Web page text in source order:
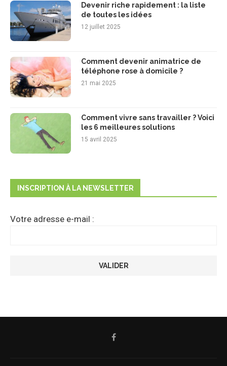
Devenir riche rapidement : la liste
de toutes les idées
12 juillet 2025
Comment devenir animatrice de
téléphone rose à domicile ?
21 mai 2025
Comment vivre sans travailler ? Voici
les 6 meilleures solutions
15 avril 2025
INSCRIPTION À LA NEWSLETTER
Votre adresse e-mail :